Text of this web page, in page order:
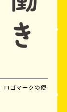
ロゴマークの使